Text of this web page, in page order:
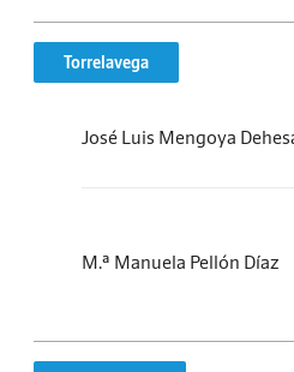
Torrelavega
José Luis Mengoya
M.ª Manuela Pellón Díaz